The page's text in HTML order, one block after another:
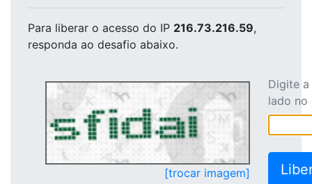
Para liberar o acesso do IP 216.73.216.59,
responda ao desafio abaixo.
[trocar imagem]
Digite
lado no